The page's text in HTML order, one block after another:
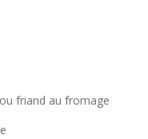
friand au fromage